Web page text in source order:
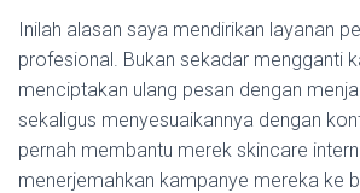
Inilah alasan saya mendirikan layanan
profesional. Bukan sekadar mengganti
menciptakan ulang pesan dengan
sekaligus menyesuaikannya dengan
pernah membantu merek skincare
menerjemahkan kampanye mereka ke